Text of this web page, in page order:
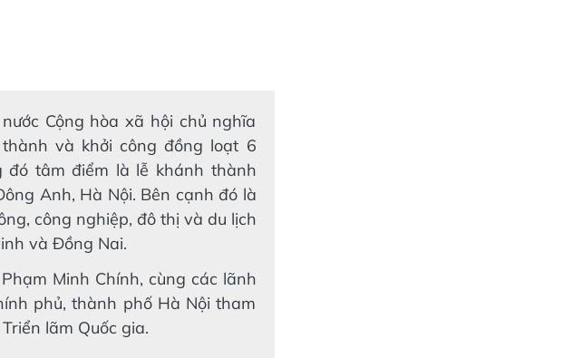
Cộng hòa xã hội chủ nghĩa
và khởi công đồng loạt 6
đó tâm điểm là lễ khánh thành
Anh, Hà Nội. Bên cạnh đó là
công nghiệp, đô thị và du lịch
và Đồng Nai.
Minh Chính, cùng các lãnh
phủ, thành phố Hà Nội tham
lãm Quốc gia.